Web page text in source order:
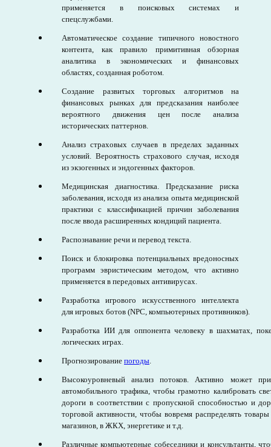
применяется в поисковых системах и
спецслужбами.
Автоматическое создание типичного новостного
контента, как правило примитивная обзорная
аналитика в экономических и финансовых
областях, созданная роботом.
Создание развитых торговых алгоритмов на
финансовых рынках для предсказания наиболее
вероятного движения цен после анализа
исторических паттернов.
Анализ страховых случаев в пределах заданных
условий. Вероятность страхового случая, исходя
из экзогенных и эндогенных факторов.
Медицинская диагностика. Предсказание риска
заболевания, исходя из анализа опыта медицинской
практики с классификацией причин заболевания
после ввода расширенных кондиций пациента.
Распознавание речи и перевод текста.
Поиск и блокировка потенциальных вредоносных
программ эвристическим методом, что активно
применяется в передовых антивирусах.
Разработка игрового искусственного интеллекта
для игровых ботов (NPC, компьютерных противников).
Разработка ИИ для оппонента человеку в шахматах,
логических играх.
Прогнозирование погоды.
Высокоуровневый анализ потоков. Активно может
автомобильного трафика, чтобы грамотно калибровать
дороги в соответствии с пропускной способностью и
торговой активности, чтобы вовремя распределять
магазинов, в ЖКХ, энергетике и т.д.
Различные компьютерные собеседники и консультанты,